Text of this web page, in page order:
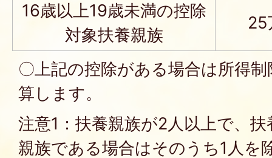
16歳以上19歳未満の控除
対象扶養親族
25
〇上記の控除がある場合は所得
算します。
注意1：扶養親族が2人以上で、
親族である場合はそのうち1人を